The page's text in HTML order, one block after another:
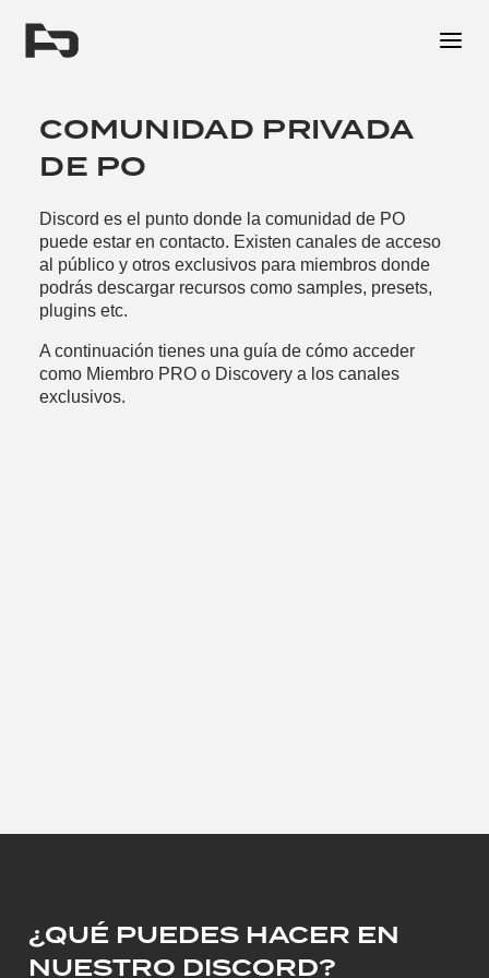
COMUNIDAD PRIVADA
DE PO
Discord es el punto donde la comunidad de PO
puede estar en contacto. Existen canales de acceso
al público y otros exclusivos para miembros donde
podrás descargar recursos como samples, presets,
plugins etc.
A continuación tienes una guía de cómo acceder
como Miembro PRO o Discovery a los canales
exclusivos.
¿QUÉ PUEDES HACER EN
NUESTRO DISCORD?